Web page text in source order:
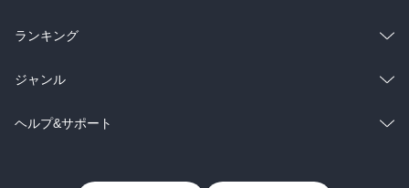
雑誌・グラビア
BL・TL
ラノベ
雑誌・グラビア
BL・TL
総合
ラノベ
雑誌・グラビア
ランキング
総合
ラノベ
ジャンル
コミック
ヘルプ&サポート